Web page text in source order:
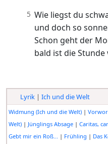
5 Wie liegst du
und doch so
Schon geht der
bald ist die Stunde
Lyrik| Ich und die Welt
Widmung (Ich und die Welt)|
Welt)| Jünglings Absage| Caritas,
Gebt mir ein Roß... | Frühling | Das